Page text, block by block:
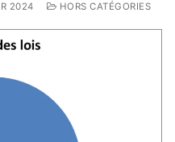
2024 HORS CATÉGORIES